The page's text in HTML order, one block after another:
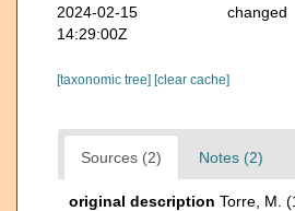
2024-02-15
14:29:00Z
changed
[taxonomic tree] [clear cache]
Sources (2) Notes (2)
original description Torre, M.